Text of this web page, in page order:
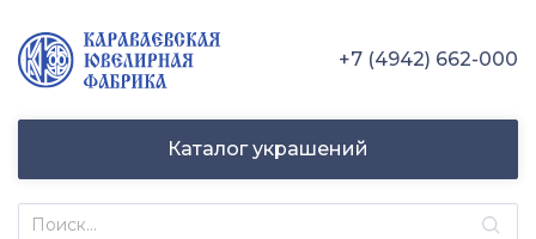
+7 (4942) 662-000
Каталог украшений